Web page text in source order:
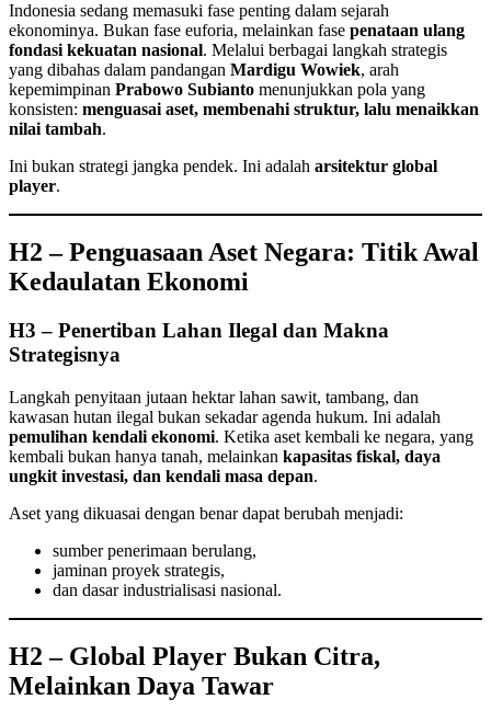
Indonesia sedang memasuki fase penting dalam sejarah
ekonominya. Bukan fase euforia, melainkan fase penataan ulang
fondasi kekuatan nasional. Melalui berbagai langkah strategis
yang dibahas dalam pandangan Mardigu Wowiek, arah
kepemimpinan Prabowo Subianto menunjukkan pola yang
konsisten: menguasai aset, membenahi struktur, lalu menaikkan
nilai tambah.
Ini bukan strategi jangka pendek. Ini adalah arsitektur global
player.
H2 – Penguasaan Aset Negara: Titik Awal
Kedaulatan Ekonomi
H3 – Penertiban Lahan Ilegal dan Makna
Strategisnya
Langkah penyitaan jutaan hektar lahan sawit, tambang, dan
kawasan hutan ilegal bukan sekadar agenda hukum. Ini adalah
pemulihan kendali ekonomi. Ketika aset kembali ke negara, yang
kembali bukan hanya tanah, melainkan kapasitas fiskal, daya
ungkit investasi, dan kendali masa depan.
Aset yang dikuasai dengan benar dapat berubah menjadi:
sumber penerimaan berulang,
jaminan proyek strategis,
dan dasar industrialisasi nasional.
H2 – Global Player Bukan Citra,
Melainkan Daya Tawar